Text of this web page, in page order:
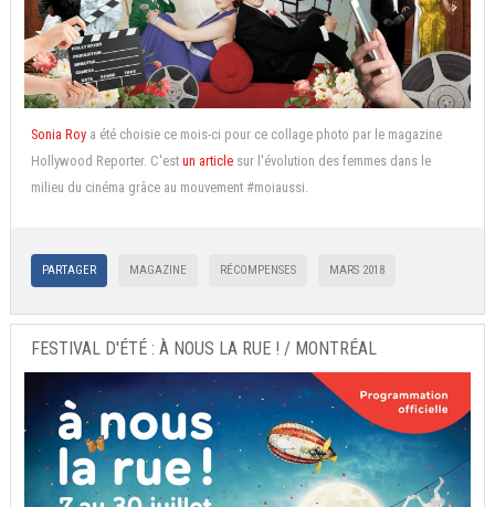
Sonia Roy a été choisie ce mois-ci pour ce collage photo par le magazine
Hollywood Reporter. C'est un article sur l'évolution des femmes dans le
milieu du cinéma grâce au mouvement #moiaussi.
PARTAGER MAGAZINE RÉCOMPENSES MARS 2018
FESTIVAL D'ÉTÉ : À NOUS LA RUE ! / MONTRÉAL